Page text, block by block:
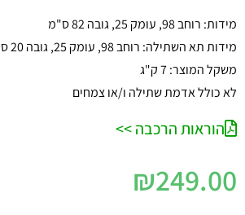
מידות: רוחב 98, עומק 25, גובה 82 ס"מ
מידות תא השתילה: רוחב 98, עומק 25, גובה 20 ס"מ
משקל המוצר: 7 ק"ג
לא כולל אדמת שתילה ו/או צמחים
הוראות הרכבה >>
₪249.00